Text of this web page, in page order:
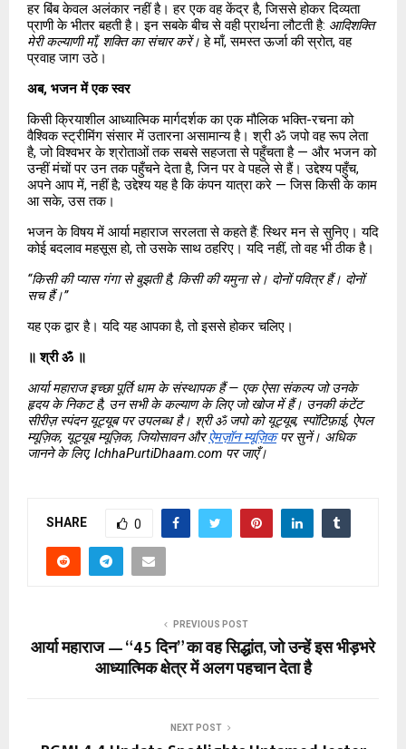
हर बिंब केवल अलंकार नहीं है। हर एक वह केंद्र है, जिससे होकर दिव्यता
प्राणी के भीतर बहती है। इन सबके बीच से वही प्रार्थना लौटती है: आदिशक्ति
मेरी कल्याणी माँ, शक्ति का संचार करें। हे माँ, समस्त ऊर्जा की स्रोत, वह
प्रवाह जाग उठे।
अब, भजन में एक स्वर
किसी क्रियाशील आध्यात्मिक मार्गदर्शक का एक मौलिक भक्ति-रचना को
वैश्विक स्ट्रीमिंग संसार में उतारना असामान्य है। श्री ॐ जपो वह रूप लेता
है, जो विश्वभर के श्रोताओं तक सबसे सहजता से पहुँचता है — और भजन को
उन्हीं मंचों पर उन तक पहुँचने देता है, जिन पर वे पहले से हैं। उद्देश्य पहुँच,
अपने आप में, नहीं है; उद्देश्य यह है कि कंपन यात्रा करे — जिस किसी के काम
आ सके, उस तक।
भजन के विषय में आर्या महाराज सरलता से कहते हैं: स्थिर मन से सुनिए। यदि
कोई बदलाव महसूस हो, तो उसके साथ ठहरिए। यदि नहीं, तो वह भी ठीक है।
“किसी की प्यास गंगा से बुझती है, किसी की यमुना से। दोनों पवित्र हैं। दोनों
सच हैं।”
यह एक द्वार है। यदि यह आपका है, तो इससे होकर चलिए।
॥ श्री ॐ ॥
आर्या महाराज इच्छा पूर्ति धाम के संस्थापक हैं — एक ऐसा संकल्प जो उनके
हृदय के निकट है, उन सभी के कल्याण के लिए जो खोज में हैं। उनकी कंटेंट
सीरीज़ स्पंदन यूट्यूब पर उपलब्ध है। श्री ॐ जपो को यूट्यूब, स्पॉटिफ़ाई, ऐपल
म्यूज़िक, यूट्यूब म्यूज़िक, जियोसावन और ऐमज़ॉन म्यूज़िक पर सुनें। अधिक
जानने के लिए, IchhaPurtiDhaam.com पर जाएँ।
SHARE 0
PREVIOUS POST
आर्या महाराज — “45 दिन” का वह सिद्धांत, जो उन्हें इस भीड़भरे
आध्यात्मिक क्षेत्र में अलग पहचान देता है
NEXT POST